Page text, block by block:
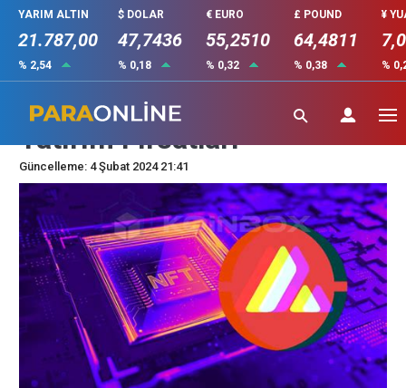
YARIM ALTIN
21.787,00
% 2,54
$ DOLAR
47,7436
% 0,18
€ EURO
55,2510
% 0,32
£ POUND
64,4811
% 0,38
¥
%
Yeni NFT Trendleri ve
Yatırım Fırsatları
Güncelleme: 4 Şubat 2024 21:41